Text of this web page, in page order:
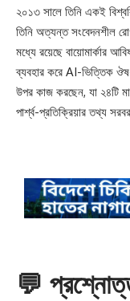
২০১৩ সালে তিনি একই
তিনি অত্যন্ত সংবেদনশীল
মধ্যে রয়েছে বায়োমার্কার
ব্যবহার করে AI-ভিত্তিক
উপর কাজ করছেন, যা ২৪টি
পার্শ্ব-প্রতিক্রিয়ার তথ্য
💬